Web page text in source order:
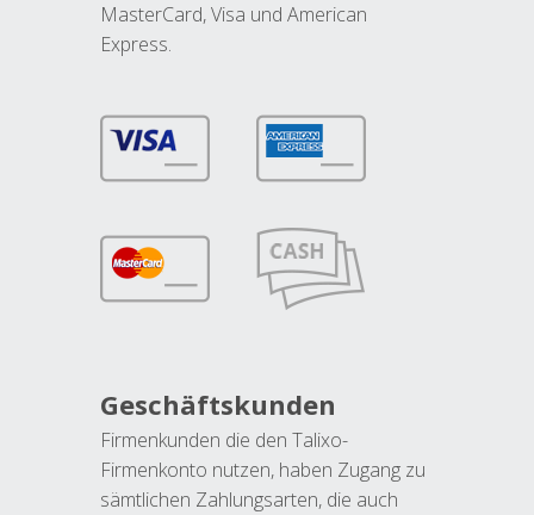
MasterCard, Visa und American
Express.
Geschäftskunden
Firmenkunden die den Talixo-
Firmenkonto nutzen, haben Zugang zu
sämtlichen Zahlungsarten, die auch